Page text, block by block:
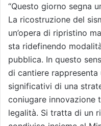
“Questo giorno segna
La ricostruzione del
un’opera di ripristino
sta ridefinendo
pubblica. In questo
di cantiere rappresenta
significativi di una
coniugare innovazione
legalità. Si tratta di un